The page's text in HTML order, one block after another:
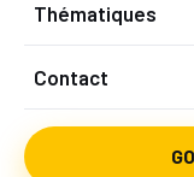
Thématiques
Contact